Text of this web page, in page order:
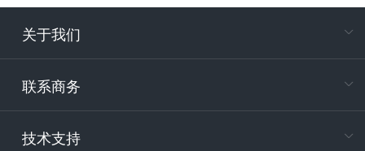
关于我们
联系商务
技术支持
电
400-